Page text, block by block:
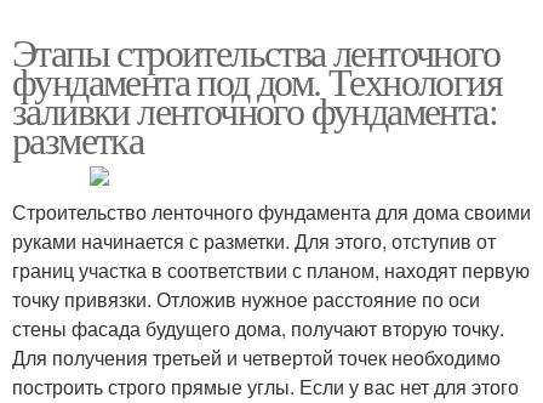
Этапы строительства ленточного
фундамента под дом. Технология
заливки ленточного фундамента:
разметка
Строительство ленточного фундамента для дома своими
руками начинается с разметки. Для этого, отступив от
границ участка в соответствии с планом, находят первую
точку привязки. Отложив нужное расстояние по оси
стены фасада будущего дома, получают вторую точку.
Для получения третьей и четвертой точек необходимо
построить строго прямые углы. Если у вас нет для этого